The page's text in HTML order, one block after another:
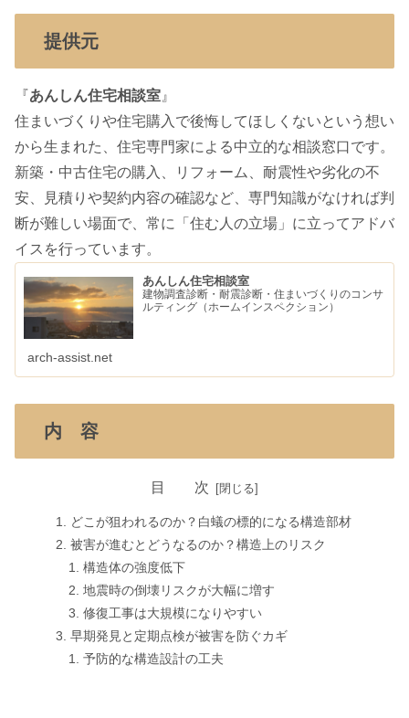
提供元
『あんしん住宅相談室 』
住まいづくりや住宅購入で後悔してほしくないという想い
から生まれた、住宅専門家による中立的な相談窓口です。
新築・中古住宅の購入、リフォーム、耐震性や劣化の不
安、見積りや契約内容の確認など、専門知識がなければ判
断が難しい場面で、常に「住む人の立場」に立ってアドバ
イスを行っています。
あんしん住宅相談室
建物調査診断・耐震診断・住まいづくりのコンサ
ルティング（ホームインスペクション）
arch-assist.net
内 容
目 次
どこが狙われるのか？白蟻の標的になる構造部材
被害が進むとどうなるのか？構造上のリスク
構造体の強度低下
地震時の倒壊リスクが大幅に増す
修復工事は大規模になりやすい
早期発見と定期点検が被害を防ぐカギ
予防的な構造設計の工夫